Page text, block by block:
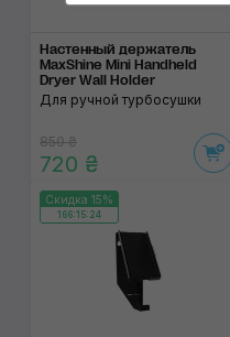
Настенный держатель
MaxShine Mini Handheld
Dryer Wall Holder
Для ручной турбосушки
850 ₴
720 ₴
Скидка 15%
166:15:24